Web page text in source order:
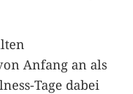
Anfang an als
Tage dabei